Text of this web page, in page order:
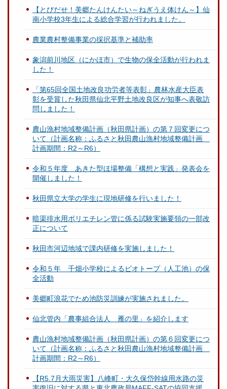
【とびだせ！美郷たんけんたい～ねぎうえ体けん～】仙
南小学校3年生による総合学習が行われました。
農業農村整備事業の採択基準と補助率
象潟前川地区（にかほ市）で生物の保全活動が行われま
した！
「第65回全国土地改良功労者等表彰」農林水産大臣表
彰を受賞した秋田県仙北平野土地改良区が知事へ表敬訪
問しました！
農山漁村地域整備計画（秋田県計画）の第７回変更につ
いて（計画名称：ふるさと秋田農山漁村地域整備計画
計画期間：R2～R6）
令和５年度 あきた型ほ場整備「構想と実践」発表会を
開催しました！
秋田県立大学の学生に現地研修を行いました！
暗渠排水用ポリエチレン管に係る試験実施要領の一部改
正について
秋田市河辺地域で課内研修を実施しました！
令和５年 千畑小学校によるビオトープ（人工池）の保
全活動
美郷町浪花でため池防災訓練が実施されました。
仙北管内「農事組合法人 雁の里」を紹介します
農山漁村地域整備計画（秋田県計画）の第６回変更につ
いて（計画名称：ふるさと秋田農山漁村地域整備計画
計画期間：R2～R6）
【R5.7月大雨災害】八峰町・大久保岱幹線用水路の災